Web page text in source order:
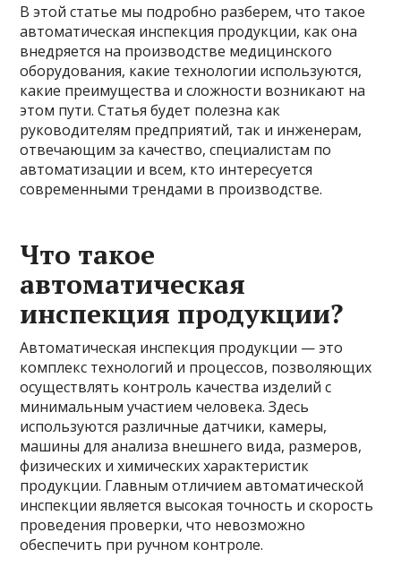
В этой статье мы подробно разберем, что такое
автоматическая инспекция продукции, как она
внедряется на производстве медицинского
оборудования, какие технологии используются,
какие преимущества и сложности возникают на
этом пути. Статья будет полезна как
руководителям предприятий, так и инженерам,
отвечающим за качество, специалистам по
автоматизации и всем, кто интересуется
современными трендами в производстве.
Что такое
автоматическая
инспекция продукции?
Автоматическая инспекция продукции — это
комплекс технологий и процессов, позволяющих
осуществлять контроль качества изделий с
минимальным участием человека. Здесь
используются различные датчики, камеры,
машины для анализа внешнего вида, размеров,
физических и химических характеристик
продукции. Главным отличием автоматической
инспекции является высокая точность и скорость
проведения проверки, что невозможно
обеспечить при ручном контроле.